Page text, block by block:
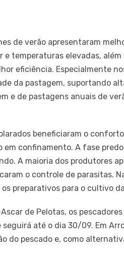
de verão apresentaram
temperaturas elevadas,
eficiência. Especialmente
da pastagem, suportando
e de pastagens anuais de
beneficiaram o
confinamento. A fase
A maioria dos produtores
o controle de parasitas.
preparativos para o cultivo
de Pelotas, os
até o dia 30/09. Em
do pescado e, como